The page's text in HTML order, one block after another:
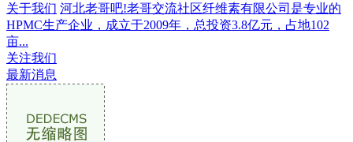
关于我们 河北老哥吧!老哥交流社区纤维素有限公司是专业的
HPMC生产企业，成立于2009年，总投资3.8亿元，占地102
亩...
关注我们
最新消息